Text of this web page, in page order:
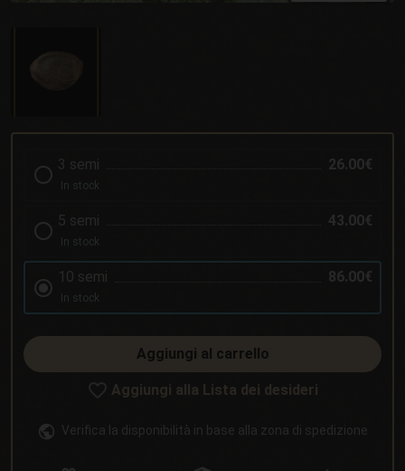
3 semi 26.00€
In stock
5 semi 43.00€
In stock
10 semi 86.00€
In stock
Aggiungi al carrello
Aggiungi alla Lista dei desideri
Verifica la disponibilità in base alla zona di spedizione